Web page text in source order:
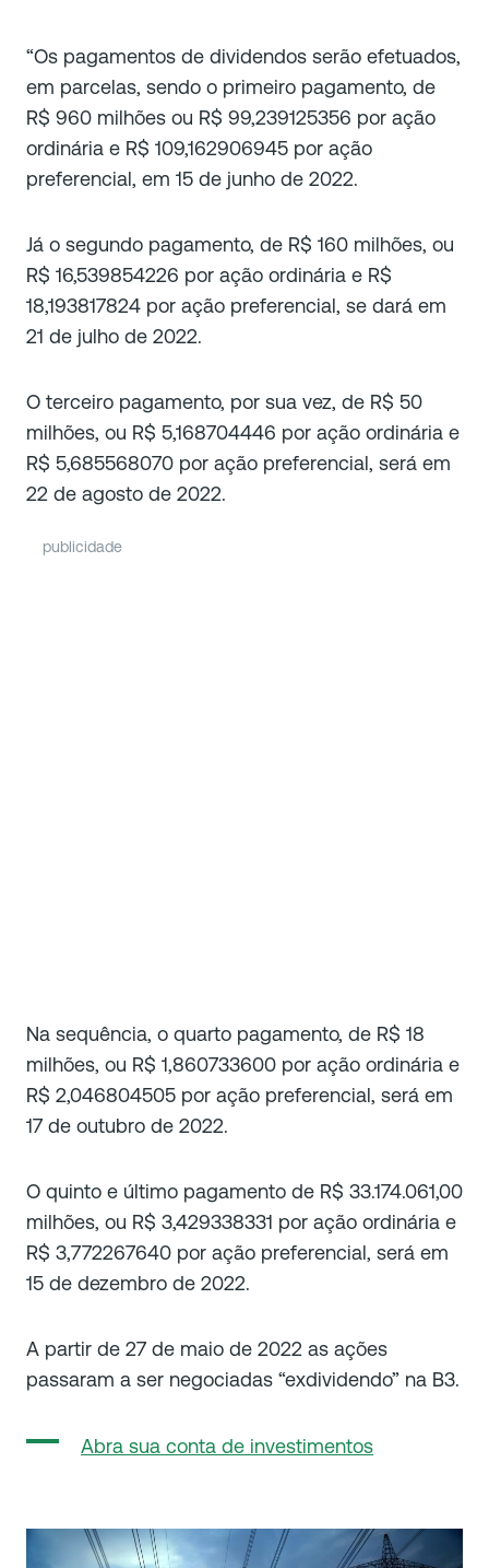
“Os pagamentos de dividendos serão efetuados,
em parcelas, sendo o primeiro pagamento, de
R$ 960 milhões ou R$ 99,239125356 por ação
ordinária e R$ 109,162906945 por ação
preferencial, em 15 de junho de 2022.
Já o segundo pagamento, de R$ 160 milhões, ou
R$ 16,539854226 por ação ordinária e R$
18,193817824 por ação preferencial, se dará em
21 de julho de 2022.
O terceiro pagamento, por sua vez, de R$ 50
milhões, ou R$ 5,168704446 por ação ordinária e
R$ 5,685568070 por ação preferencial, será em
22 de agosto de 2022.
publicidade
Na sequência, o quarto pagamento, de R$ 18
milhões, ou R$ 1,860733600 por ação ordinária e
R$ 2,046804505 por ação preferencial, será em
17 de outubro de 2022.
O quinto e último pagamento de R$ 33.174.061,00
milhões, ou R$ 3,429338331 por ação ordinária e
R$ 3,772267640 por ação preferencial, será em
15 de dezembro de 2022.
A partir de 27 de maio de 2022 as ações
passaram a ser negociadas “exdividendo” na B3.
Abra sua conta de investimentos